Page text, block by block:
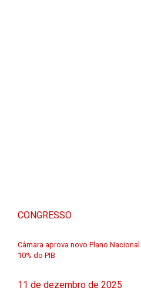
CONGRESSO
Câmara aprova novo Plano
10% do PIB
11 de dezembro de 2025